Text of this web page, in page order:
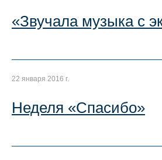
«Звучала музыка с
22 января 2016 г.
Неделя «Спасибо»